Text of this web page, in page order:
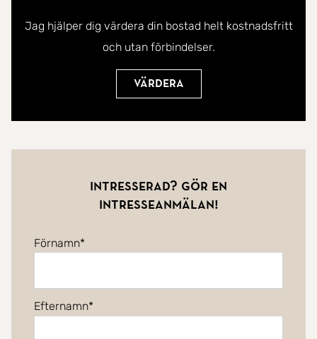
Jag hjälper dig värdera din bostad helt kostnadsfritt
och utan förbindelser.
Värdera
Intresserad? Gör en
intresseanmälan!
Förnamn
Efternamn